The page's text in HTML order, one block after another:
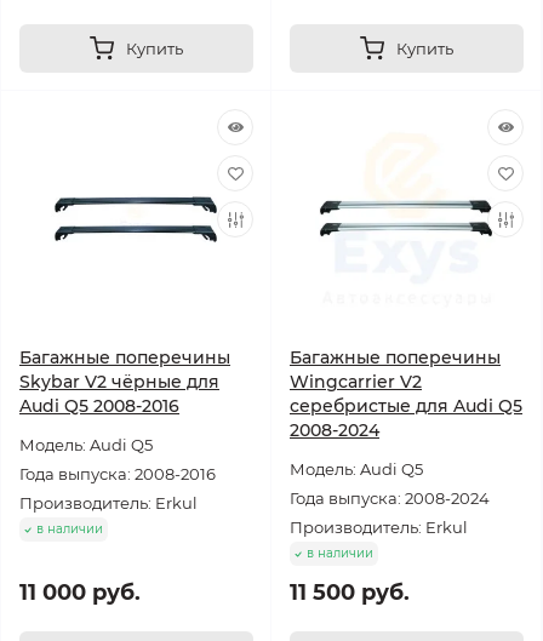
Купить Купить
Багажные поперечины
Skybar V2 чёрные для
Audi Q5 2008-2016
Модель: Audi Q5
Года выпуска: 2008-2016
Производитель: Erkul
в наличии
11 000 руб.
Багажные поперечины
Wingcarrier V2
серебристые для Audi Q5
2008-2024
Модель: Audi Q5
Года выпуска: 2008-2024
Производитель: Erkul
в наличии
11 500 руб.